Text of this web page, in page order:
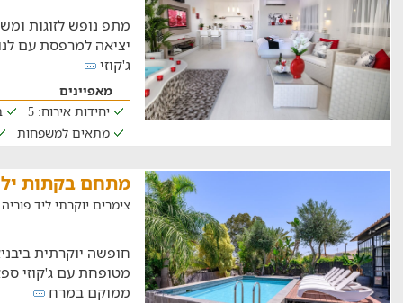
יציאה למרפסת עם
ג'קוזי
מאפיינים
יחידות אירוח: 5
מתאים למשפחות
מתחם בקתות
צימרים יוקרתי ליד פוריה
חופשה יוקרתית
מטופחת עם ג'קוזי
ממוקם במרח